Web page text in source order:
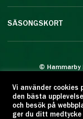
SÄSONGSKORT
©
Eftertryck
Citera
Vi använder cookies
den bästa
och besök på
ger du ditt